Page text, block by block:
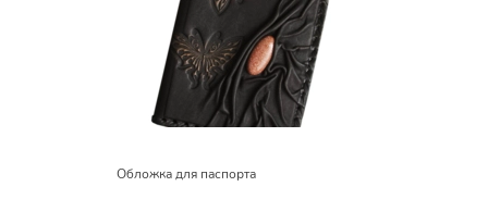
Обложка для паспорта